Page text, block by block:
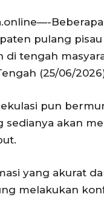
pulang
tengah
(25/06/
pun
akan
yang akurat
melakukan